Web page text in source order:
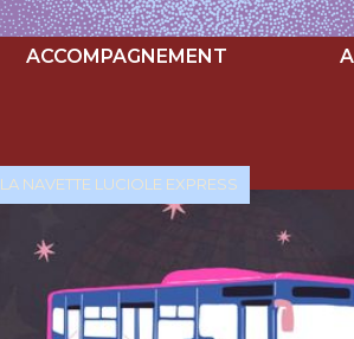
ACCOMPAGNEMENT
LA NAVETTE LUCIOLE EXPRESS